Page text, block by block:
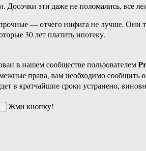
эти даже не поломались, все
— отчего нифига не лучше.
30 лет платить ипотеку.
в нашем сообществе пользователем
права, вам необходимо сообщить
в кратчайшие сроки устранено,
Жми кнопку!